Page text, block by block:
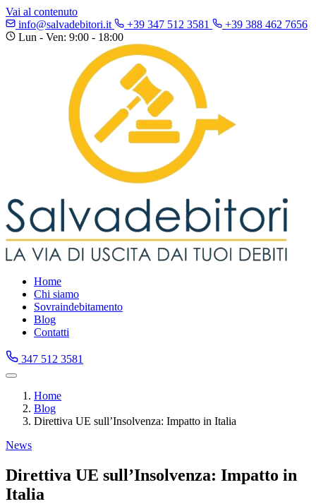
Vai al contenuto
info@salvadebitori.it
+39 347 512 3581
+39 388 462 7656
Lun - Ven: 9:00 - 18:00
Home
Chi siamo
Sovraindebitamento
Blog
Contatti
347 512 3581
Home
Blog
Direttiva UE sull’Insolvenza: Impatto in Italia
News
Direttiva UE sull’Insolvenza: Impatto in
Italia